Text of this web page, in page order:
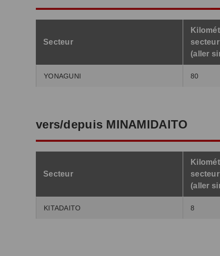
Secteur
secteur
(aller
YONAGUNI 80
vers/depuis MINAMIDAITO
Secteur
secteur
(aller
KITADAITO 8